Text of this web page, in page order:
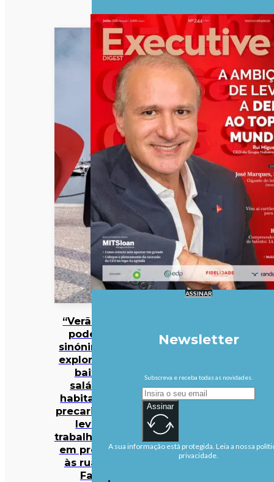
“Verão não
pode ser
sinónimo de
exploração”:
baixos
salários,
habitação e
precariedade
levam
trabalhadores
em protesto
às ruas de
Faro
ASSINAR
Newsletter
Subscreva e receba todas as novidades.
Assinar
A sua informação está protegida. Leia a nossa
privacidade.